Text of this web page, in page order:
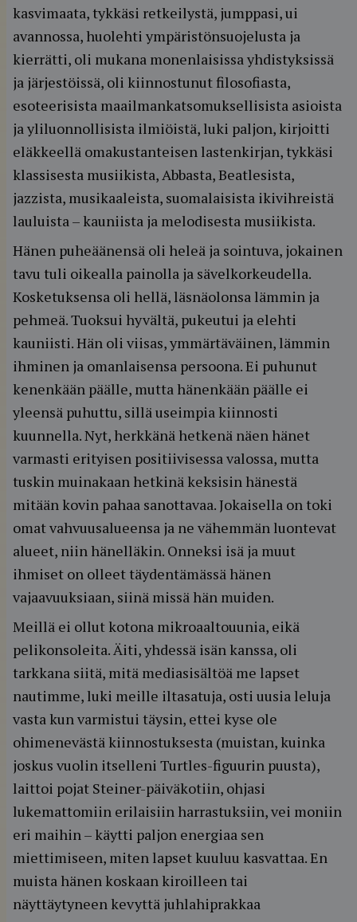
kasvimaata, tykkäsi retkeilystä, jumppasi, ui
avannossa, huolehti ympäristönsuojelusta ja
kierrätti, oli mukana monenlaisissa yhdistyksissä
ja järjestöissä, oli kiinnostunut filosofiasta,
esoteerisista maailmankatsomuksellisista asioista
ja yliluonnollisista ilmiöistä, luki paljon, kirjoitti
eläkkeellä omakustanteisen lastenkirjan, tykkäsi
klassisesta musiikista, Abbasta, Beatlesista,
jazzista, musikaaleista, suomalaisista ikivihreistä
lauluista – kauniista ja melodisesta musiikista.
Hänen puheäänensä oli heleä ja sointuva, jokainen
tavu tuli oikealla painolla ja sävelkorkeudella.
Kosketuksensa oli hellä, läsnäolonsa lämmin ja
pehmeä. Tuoksui hyvältä, pukeutui ja elehti
kauniisti. Hän oli viisas, ymmärtäväinen, lämmin
ihminen ja omanlaisensa persoona. Ei puhunut
kenenkään päälle, mutta hänenkään päälle ei
yleensä puhuttu, sillä useimpia kiinnosti
kuunnella. Nyt, herkkänä hetkenä näen hänet
varmasti erityisen positiivisessa valossa, mutta
tuskin muinakaan hetkinä keksisin hänestä
mitään kovin pahaa sanottavaa. Jokaisella on toki
omat vahvuusalueensa ja ne vähemmän luontevat
alueet, niin hänelläkin. Onneksi isä ja muut
ihmiset on olleet täydentämässä hänen
vajaavuuksiaan, siinä missä hän muiden.
Meillä ei ollut kotona mikroaaltouunia, eikä
pelikonsoleita. Äiti, yhdessä isän kanssa, oli
tarkkana siitä, mitä mediasisältöä me lapset
nautimme, luki meille iltasatuja, osti uusia leluja
vasta kun varmistui täysin, ettei kyse ole
ohimenevästä kiinnostuksesta (muistan, kuinka
joskus vuolin itselleni Turtles-figuurin puusta),
laittoi pojat Steiner-päiväkotiin, ohjasi
lukemattomiin erilaisiin harrastuksiin, vei moniin
eri maihin – käytti paljon energiaa sen
miettimiseen, miten lapset kuuluu kasvattaa. En
muista hänen koskaan kiroilleen tai
näyttäytyneen kevyttä juhlahiprakkaa